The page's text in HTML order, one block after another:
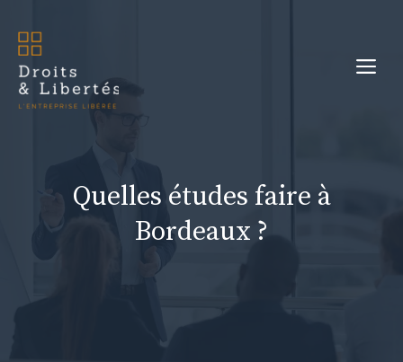
contenu
Quelles études faire à
Bordeaux ?